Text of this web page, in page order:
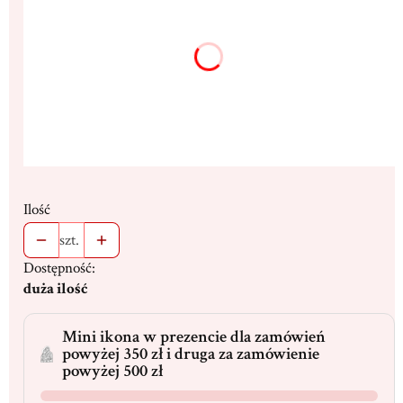
Dedykacja max. 250 znaków(+16,00 zł)
Ilość
szt.
Dostępność:
duża ilość
Mini ikona w prezencie dla zamówień
powyżej 350 zł i druga za zamówienie
powyżej 500 zł